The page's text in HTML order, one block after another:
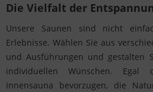
Die Vielfalt der
Unsere Saunen sind nicht
Erlebnisse. Wählen Sie aus
und Ausführungen und gestalten
individuellen Wünschen. Egal
Innensauna bevorzugen, die